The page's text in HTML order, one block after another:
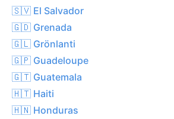
🇸🇻 El Salvador
🇬🇩 Grenada
🇬🇱 Grönlanti
🇬🇵 Guadeloupe
🇬🇹 Guatemala
🇭🇹 Haiti
🇭🇳 Honduras